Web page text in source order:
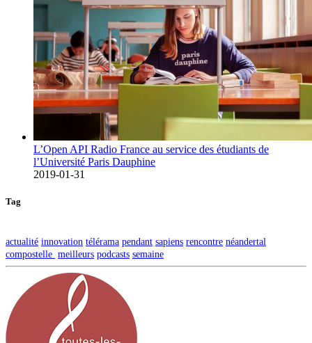
L’Open API Radio France au service des étudiants de
l’Université Paris Dauphine
2019-01-31
Tag
actualité innovation télérama pendant sapiens rencontre néandertal
compostelle meilleurs podcasts semaine